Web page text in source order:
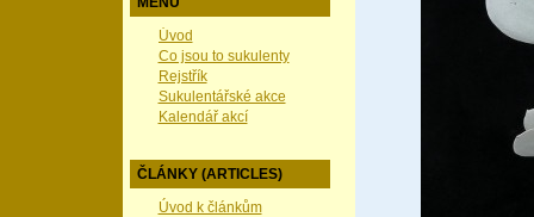
Úvod
Co jsou to sukulenty
Rejstřík
Sukulentářské akce
Kalendář akcí
ČLÁNKY (ARTICLES)
Úvod k článkům